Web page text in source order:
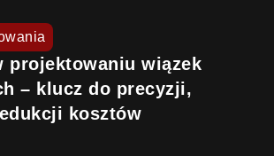
projektowaniu wiązek
– klucz do precyzji,
kosztów